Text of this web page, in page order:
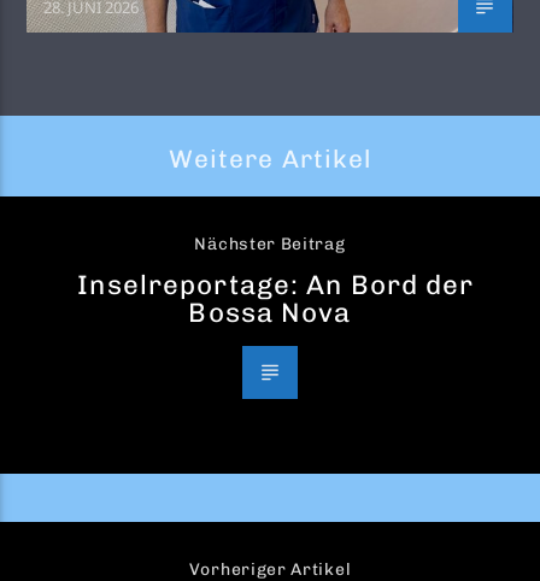
28. JUNI 2026
Weitere Artikel
Nächster Beitrag
Inselreportage: An Bord der
Bossa Nova
Vorheriger Artikel